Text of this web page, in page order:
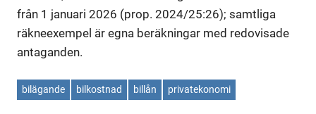
från 1 januari 2026 (prop. 2024/25:26); samtliga
räkneexempel är egna beräkningar med redovisade
antaganden.
bilägande bilkostnad billån privatekonomi